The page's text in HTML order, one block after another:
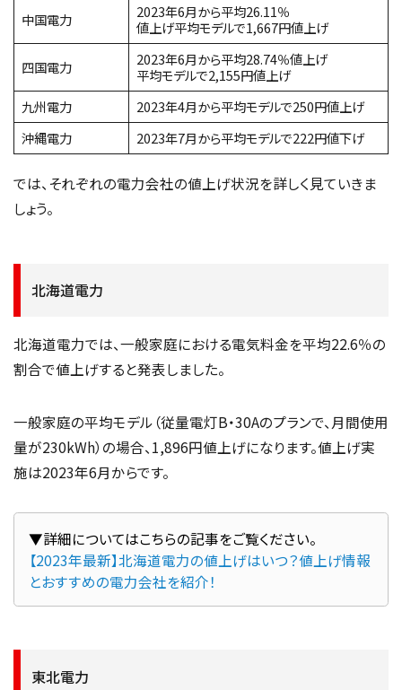
中国電力
2023年6月から平均26.11％
値上げ平均モデルで1,667円値上げ
四国電力
2023年6月から平均28.74％値上げ
平均モデルで2,155円値上げ
九州電力
2023年4月から平均モデルで250円値上げ
沖縄電力
2023年7月から平均モデルで222円値下げ
では、それぞれの電力会社の値上げ状況を詳しく見ていきま
しょう。
北海道電力
北海道電力では、一般家庭における電気料金を平均22.6％の
割合で値上げすると発表しました。
一般家庭の平均モデル（従量電灯B・30Aのプランで、月間使用
量が230kWh）の場合、1,896円値上げになります。値上げ実
施は2023年6月からです。
【2023年最新】北海道電力の値上げはいつ？値上げ情報
とおすすめの電力会社を紹介！
東北電力